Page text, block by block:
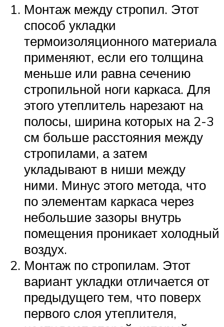
Монтаж между стропил. Этот
способ укладки
термоизоляционного материала
применяют, если его толщина
меньше или равна сечению
стропильной ноги каркаса. Для
этого утеплитель нарезают на
полосы, ширина которых на 2-3
см больше расстояния между
стропилами, а затем
укладывают в ниши между
ними. Минус этого метода, что
по элементам каркаса через
небольшие зазоры внутрь
помещения проникает холодный
воздух.
Монтаж по стропилам. Этот
вариант укладки отличается от
предыдущего тем, что поверх
первого слоя утеплителя,